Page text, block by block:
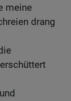
meine
drang